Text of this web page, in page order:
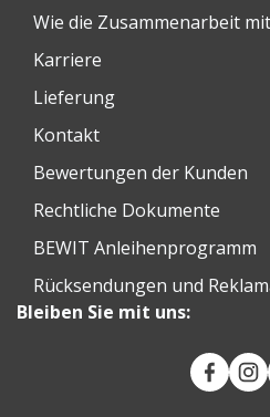
Wie die Zusammenarbeit
Karriere
Lieferung
Kontakt
Bewertungen der Kunden
Rechtliche Dokumente
BEWIT Anleihenprogramm
Rücksendungen und
Bleiben Sie mit uns: